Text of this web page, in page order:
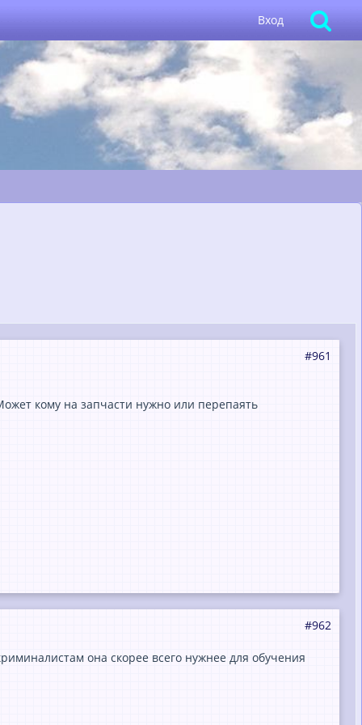
Вход
#961
кому на запчасти нужно или перепаять
#962
она скорее всего нужнее для обучения